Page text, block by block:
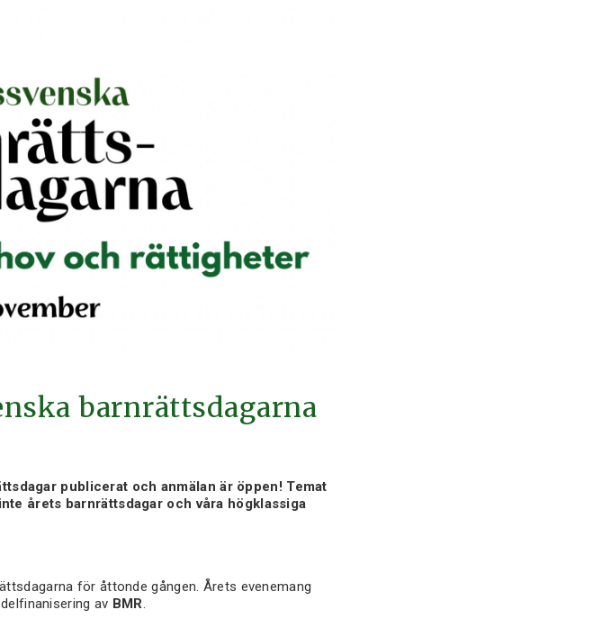
barnrättsdagarna
publicerat och anmälan är öppen! Temat
årets barnrättsdagar och våra högklassiga
för åttonde gången. Årets evenemang
av BMR